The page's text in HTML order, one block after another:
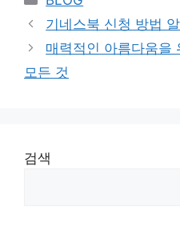
기네스북 신청 방법
매력적인 아름다움을
모든 것
검색